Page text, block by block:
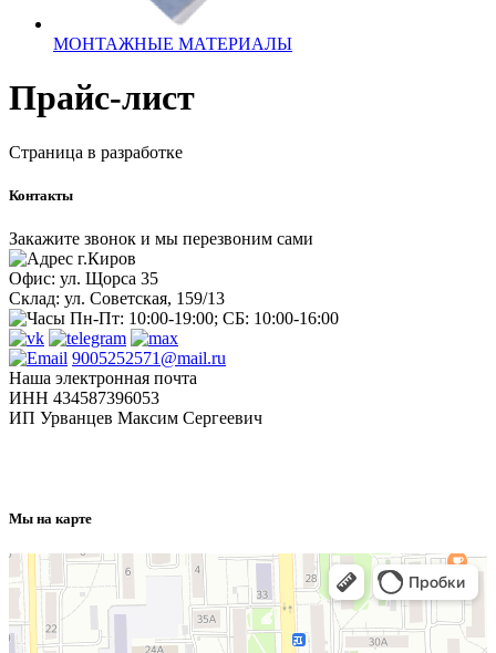
МОНТАЖНЫЕ МАТЕРИАЛЫ
Прайс-лист
Страница в разработке
Контакты
Закажите звонок и мы перезвоним сами
г.Киров
Офис: ул. Щорса 35
Склад: ул. Советская, 159/13
Пн-Пт: 10:00-19:00; СБ: 10:00-16:00
9005252571@mail.ru
Наша электронная почта
ИНН 434587396053
ИП Урванцев Максим Сергеевич
Мы на карте